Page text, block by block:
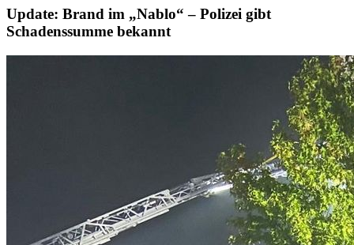
Update: Brand im „Nablo“ – Polizei gibt
Schadenssumme bekannt